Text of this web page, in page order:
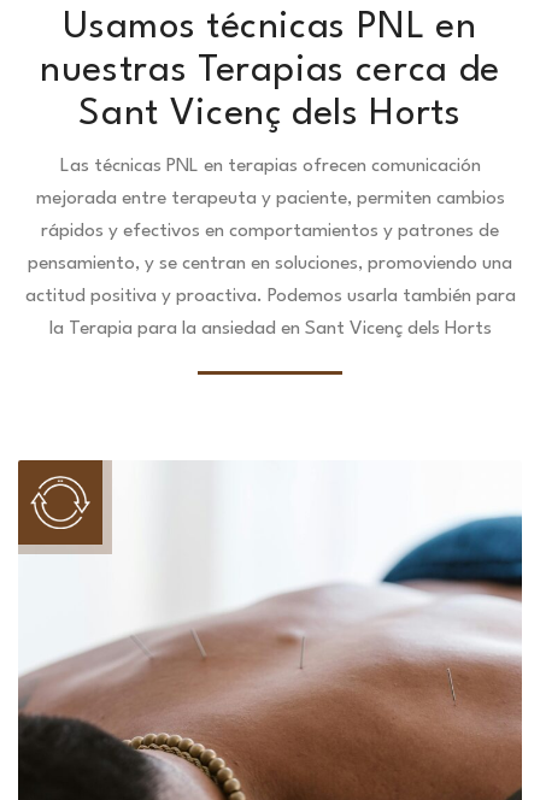
Usamos técnicas PNL en
nuestras Terapias cerca de
Sant Vicenç dels Horts
Las técnicas PNL en terapias ofrecen comunicación
mejorada entre terapeuta y paciente, permiten cambios
rápidos y efectivos en comportamientos y patrones de
pensamiento, y se centran en soluciones, promoviendo una
actitud positiva y proactiva. Podemos usarla también para
la Terapia para la ansiedad en Sant Vicenç dels Horts